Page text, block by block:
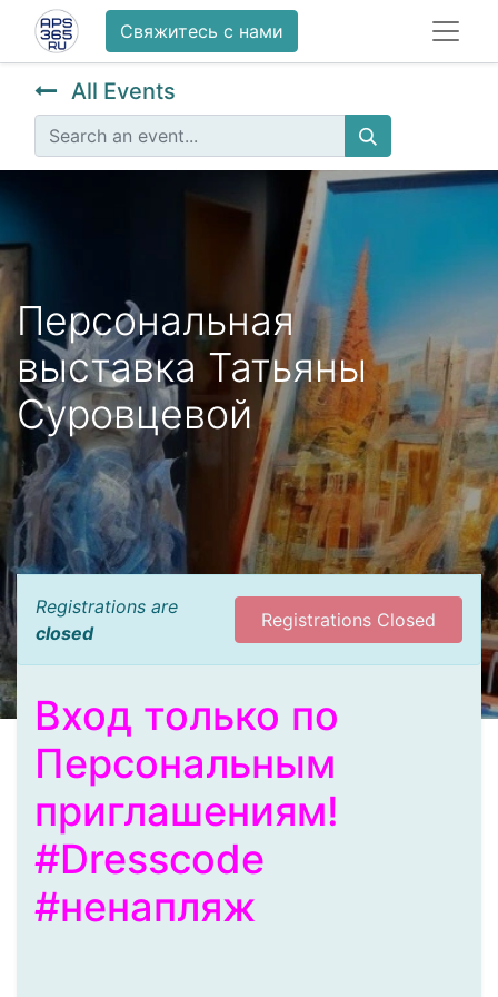
Свяжитесь с нами
All Events
Персональная
выставка Татьяны
Суровцевой
Registrations are
closed
Registrations Closed
Вход только по
Персональным
приглашениям!
#Dresscode
#ненапляж